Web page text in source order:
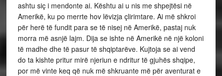
ashtu siç i mendonte ai. Kështu ai u nis me shpejtësi në
Amerikë, ku po merrte hov lëvizja çlirimtare. Ai më shkroi
për herë të fundit para se të nisej në Amerikë, pastaj nuk
morra më asnjë lajm. Dija se ishte në Amerikë në një koloni
të madhe dhe të pasur të shqiptarëve. Kujtoja se ai vend
do ta kishte pritur mirë njeriun e ndritur të gjuhës shqipe,
por më vinte keq që nuk më shkruante më për aventurat e